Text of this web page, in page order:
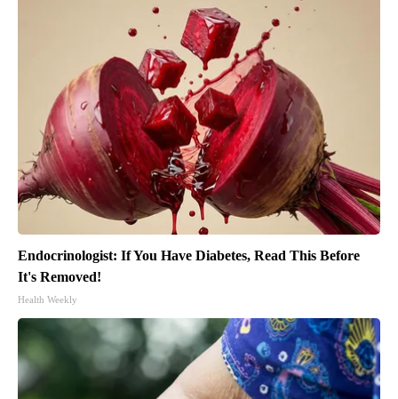
Endocrinologist: If You Have Diabetes, Read This Before
It's Removed!
Health Weekly